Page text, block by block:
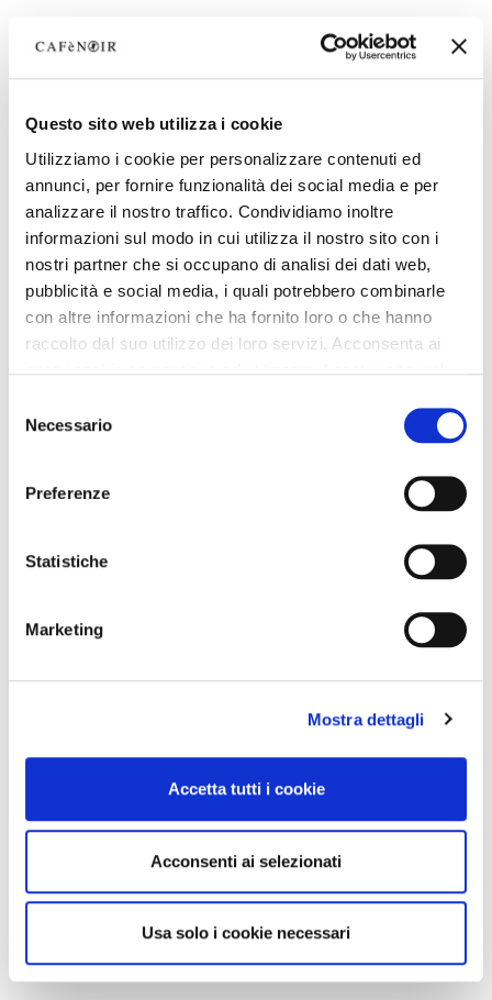
Questo sito web utilizza i cookie
Utilizziamo i cookie per personalizzare contenuti ed
annunci, per fornire funzionalità dei social media e per
analizzare il nostro traffico. Condividiamo inoltre
informazioni sul modo in cui utilizza il nostro sito con i
nostri partner che si occupano di analisi dei dati web,
pubblicità e social media, i quali potrebbero combinarle
con altre informazioni che ha fornito loro o che hanno
raccolto dal suo utilizzo dei loro servizi. Acconsenta ai
delNecessario
Preferenze
Statistiche
Marketing
Mostra dettagli
Accetta tutti i cookie
Acconsenti ai selezionati
Usa solo i cookie necessari